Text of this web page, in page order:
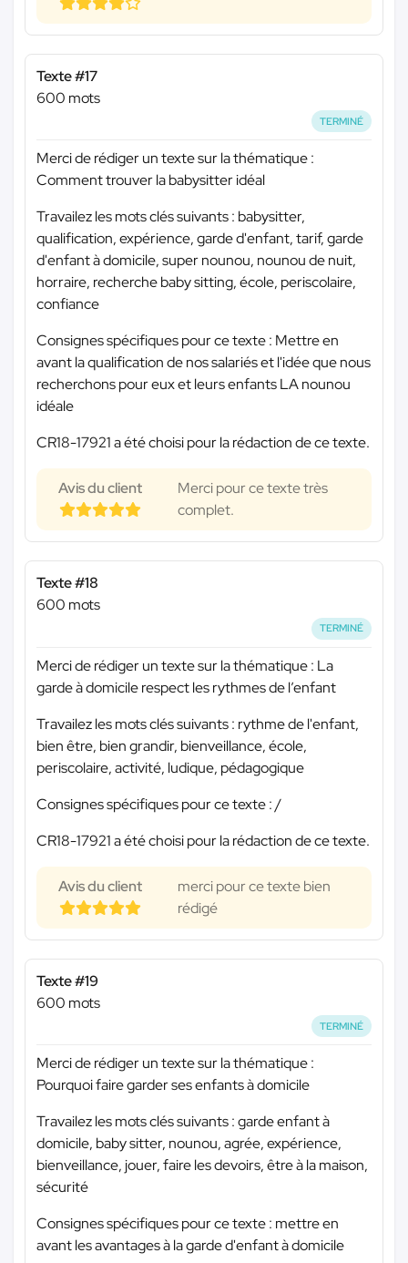
Texte #17
600 mots
TERMINÉ
Merci de rédiger un texte sur la thématique :
Comment trouver la babysitter idéal
Travailez les mots clés suivants : babysitter,
qualification, expérience, garde d'enfant, tarif, garde
d'enfant à domicile, super nounou, nounou de nuit,
horraire, recherche baby sitting, école, periscolaire,
confiance
Consignes spécifiques pour ce texte : Mettre en
avant la qualification de nos salariés et l'idée que nous
recherchons pour eux et leurs enfants LA nounou
idéale
CR18-17921 a été choisi pour la rédaction de ce texte.
Avis du client
Merci pour ce texte très
complet.
Texte #18
600 mots
TERMINÉ
Merci de rédiger un texte sur la thématique : La
garde à domicile respect les rythmes de l’enfant
Travailez les mots clés suivants : rythme de l'enfant,
bien être, bien grandir, bienveillance, école,
periscolaire, activité, ludique, pédagogique
Consignes spécifiques pour ce texte : /
CR18-17921 a été choisi pour la rédaction de ce texte.
Avis du client
merci pour ce texte bien
rédigé
Texte #19
600 mots
TERMINÉ
Merci de rédiger un texte sur la thématique :
Pourquoi faire garder ses enfants à domicile
Travailez les mots clés suivants : garde enfant à
domicile, baby sitter, nounou, agrée, expérience,
bienveillance, jouer, faire les devoirs, être à la maison,
sécurité
Consignes spécifiques pour ce texte : mettre en
avant les avantages à la garde d'enfant à domicile